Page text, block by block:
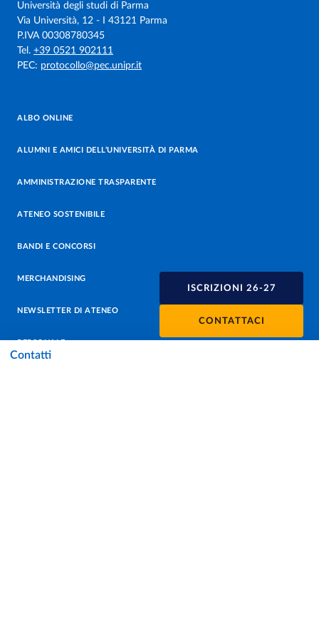
ISCRIZIONI 26-27
CONTATTACI
Contatti
Università degli studi di Parma
Via Università, 12 - I 43121 Parma
P.IVA 00308780345
Tel. +39 0521 902111
PEC: protocollo@pec.unipr.it
ALBO ONLINE
ALUMNI E AMICI DELL’UNIVERSITÀ DI PARMA
AMMINISTRAZIONE TRASPARENTE
ATENEO SOSTENIBILE
BANDI E CONCORSI
MERCHANDISING
NEWSLETTER DI ATENEO
PERSONALE